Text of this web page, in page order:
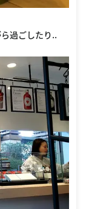
過ごしたり..